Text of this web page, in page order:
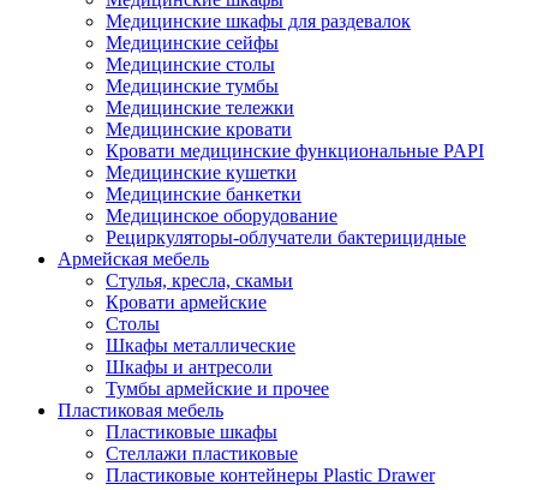
Медицинские шкафы для раздевалок
Медицинские сейфы
Медицинские столы
Медицинские тумбы
Медицинские тележки
Медицинские кровати
Кровати медицинские функциональные PAPI
Медицинские кушетки
Медицинские банкетки
Медицинское оборудование
Рециркуляторы-облучатели бактерицидные
Армейская мебель
Стулья, кресла, скамьи
Кровати армейские
Столы
Шкафы металлические
Шкафы и антресоли
Тумбы армейские и прочее
Пластиковая мебель
Пластиковые шкафы
Стеллажи пластиковые
Пластиковые контейнеры Plastic Drawer